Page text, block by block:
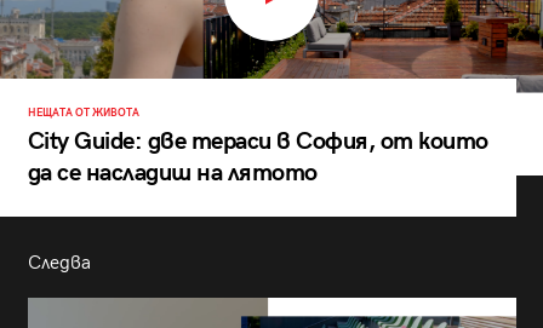
НЕЩАТА ОТ ЖИВОТА
City Guide: две тераси в София, от които
да се насладиш на лятото
Следва